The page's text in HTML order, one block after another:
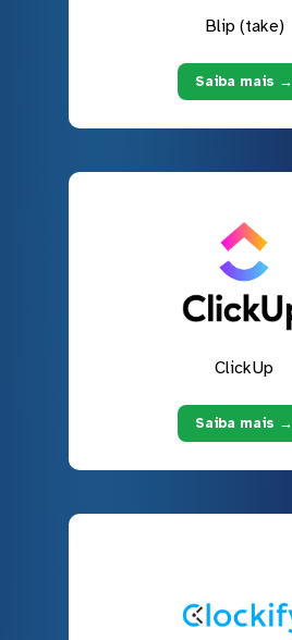
Blip (take)
Saiba mais →
ClickUp
Saiba mais →